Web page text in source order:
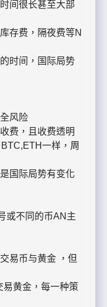
间很长甚至大部
存费，隔夜费等N
时间，国际局势
风险
费，且收费透明
一样，周
国际局势有变化
或不同的币AN主
易币与黄金 ，但
易黄金，每一种策